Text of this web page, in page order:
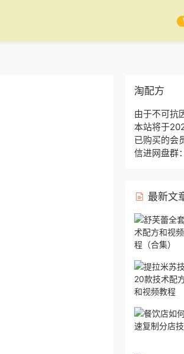
淘配方
由于不可抗
本站将于
已购买的会
信进网盘群
最新文